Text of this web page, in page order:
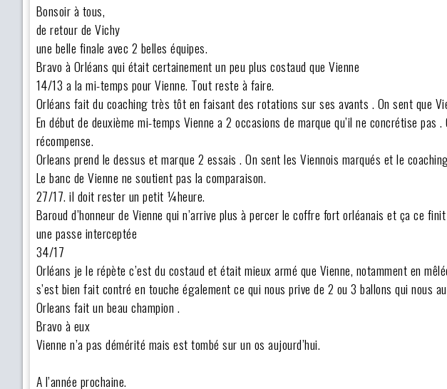
Bonsoir à tous,
de retour de Vichy
une belle finale avec 2 belles équipes.
Bravo à Orléans qui était certainement un peu plus costaud que Vienne
14/13 a la mi-temps pour Vienne. Tout reste à faire.
Orléans fait du coaching très tôt en faisant des rotations sur ses avants . On sent que
En début de deuxième mi-temps Vienne a 2 occasions de marque qu’il ne concrétise pas
récompense.
Orleans prend le dessus et marque 2 essais . On sent les Viennois marqués et le
Le banc de Vienne ne soutient pas la comparaison.
27/17. il doit rester un petit ¼heure.
Baroud d’honneur de Vienne qui n’arrive plus à percer le coffre fort orléanais et ça ce
une passe interceptée
34/17
Orléans je le répète c’est du costaud et était mieux armé que Vienne, notamment en
s’est bien fait contré en touche également ce qui nous prive de 2 ou 3 ballons qui nous
Orleans fait un beau champion .
Bravo à eux
Vienne n’a pas démérité mais est tombé sur un os aujourd’hui.
A l’année prochaine.